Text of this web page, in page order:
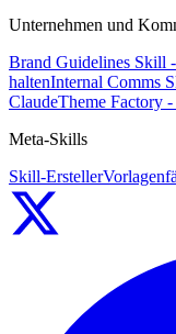
Unternehmen und
Brand Guidelines Skill
haltenInternal Comms
ClaudeTheme Factory
Meta-Skills
Skill-Ersteller